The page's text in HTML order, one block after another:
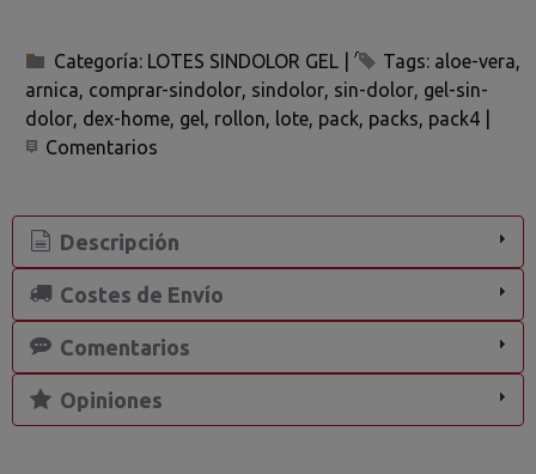
Categoría: LOTES SINDOLOR GEL Tags: aloe-vera
arnica comprar-sindolor sindolor sin-dolor gel-sin-
dolor dex-home gel rollon lote pack packs pack4
Comentarios
Descripción
Costes de Envío
Comentarios
Opiniones